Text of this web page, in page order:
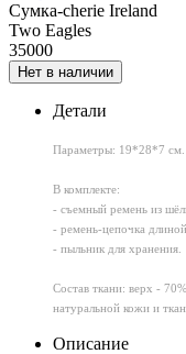
Сумка-cherie Ireland
Two Eagles
35000
Нет в наличии
Детали
Параметры: 19*28*7 см.
В комплекте:
- съемный ремень из
- ремень-цепочка
- пыльник для хранения.
Состав ткани: верх -
натуральной кожи и
Описание